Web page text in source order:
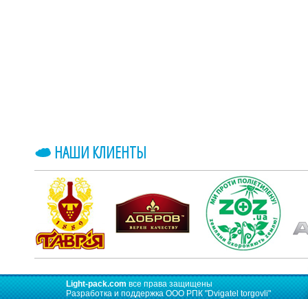
НАШИ КЛИЕНТЫ
Light-pack.com все права защищены
Разработка и поддержка ООО РПК"Dvigatel torgovli"